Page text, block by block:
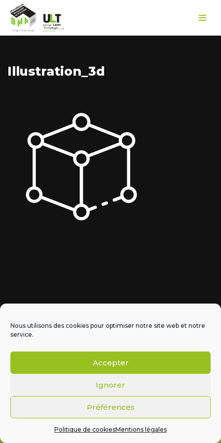
Nous utilisons des cookies pour optimiser notre site web et notre
service.
Accepter
Ignorer
Préférences
Politique de cookiesMentions légales
Aller
au
Illustration_3d
Politique de cookie
© RéalisationGraine Graphique|Mentions légales|
Politique de cookies